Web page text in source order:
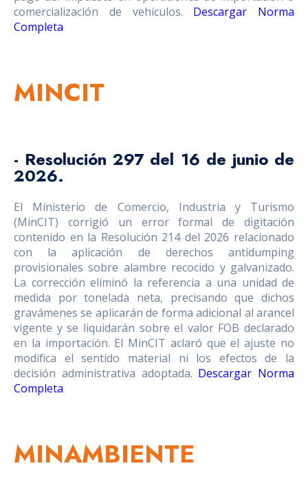
comercialización de vehículos. Descargar Norma
Completa
MINCIT
- Resolución 297 del 16 de junio de
2026.
El Ministerio de Comercio, Industria y Turismo
(MinCIT) corrigió un error formal de digitación
contenido en la Resolución 214 del 2026 relacionado
con la aplicación de derechos antidumping
provisionales sobre alambre recocido y galvanizado.
La corrección eliminó la referencia a una unidad de
medida por tonelada neta, precisando que dichos
gravámenes se aplicarán de forma adicional al arancel
vigente y se liquidarán sobre el valor FOB declarado
en la importación. El MinCIT aclaró que el ajuste no
modifica el sentido material ni los efectos de la
decisión administrativa adoptada. Descargar Norma
Completa
MINAMBIENTE